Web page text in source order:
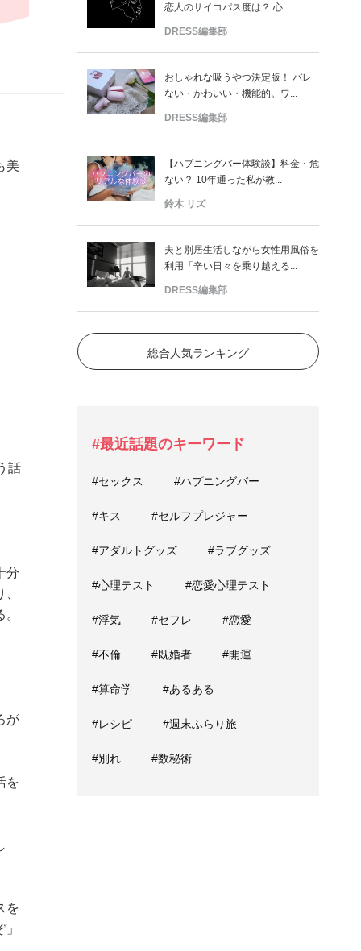
美
話
分
が
を
を
恋人のサイコパス度は？ 心...
DRESS編集部
おしゃれな吸うやつ決定版！ バレ
ない・かわいい・機能的。ワ...
DRESS編集部
【ハプニングバー体験談】料金・危
ない？ 10年通った私が教...
鈴木 リズ
夫と別居生活しながら女性用風俗を
利用「辛い日々を乗り越える...
DRESS編集部
総合人気ランキング
#最近話題のキーワード
#セックス #ハプニングバー
#キス #セルフプレジャー
#アダルトグッズ #ラブグッズ
#心理テスト #恋愛心理テスト
#浮気 #セフレ #恋愛
#不倫 #既婚者 #開運
#算命学 #あるある
#レシピ #週末ふらり旅
#別れ #数秘術